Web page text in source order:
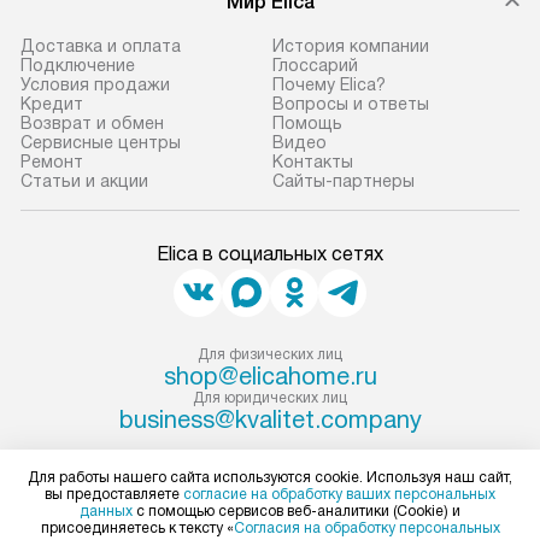
доставки доставит упакованный
прибор до двери или прихожей.
Если необходимо переместить
прибор до места установки,
пожалуйста, предварительно
уточните это с менеджером.
За данную услугу взимается
дополнительная плата. Важно
прибора не позволяют ему пройти
через дверной проем, сотрудники
демонтировать дверцы, ручки или
другие выступающие элементы, так
как это может привести к отказу
Перед заказом удостоверьтесь, что
сможете переместить прибор
в нужное место, учитывая размеры
к воде, крана и
слива.
подключение к
и консультацию
В стандартную
не включаются:
Доставка и оплата
Подключение
Условия продажи
Кредит
Возврат и обмен
Сервисные центры
Ремонт
Статьи и акции
История компании
Глоссарий
Почему Elica?
Вопросы и ответы
Помощь
Видео
Контакты
Сайты-партнеры
Elica в социальных сетях
Для физических лиц
shop@elicahome.ru
Для юридических лиц
business@kvalitet.company
НАПИСАТЬ РУКОВОДСТВУ
Политика конфиденциальности
Для работы нашего сайта используются cookie. Используя наш сайт,
вы предоставляете согласие на обработку ваших персональных
данных с помощью сервисов веб-аналитики (Cookie) и
присоединяетесь к тексту «Согласия на обработку персональных